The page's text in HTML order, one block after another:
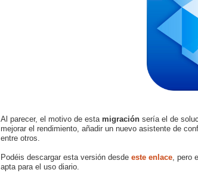
Al parecer, el motivo de esta migración sería el de
mejorar el rendimiento, añadir un nuevo asistente de
entre otros.
Podéis descargar esta versión desde este enlace ,
apta para el uso diario.